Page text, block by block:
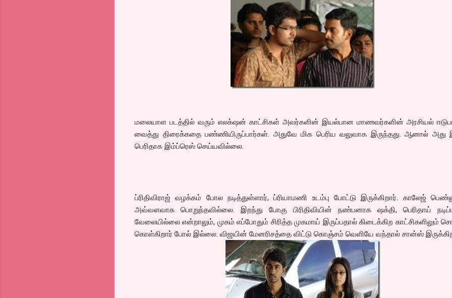
மலையாள படத்தில் வரும் எலக்‌ஷன் காட்சிகள் அவர்களின் இயல்பான மாணவர்களின் அரசியல்
வைத்து திரைக்கதை பண்ணியிருப்பார்கள். அதுவே மிக பெரிய வலுவாக இருந்தது. ஆனால் அது
பெரிதாக இம்ப்ரெஸ் செய்யவில்லை.
ப்ரிதிவிராஜ் வழக்கம் போல நடித்துள்ளார், ப்ரியாமணி உடம்பு போட்டு இருக்கிறார். காலேஜ்
அவ்வளவாக பொறுந்தவில்லை. இறந்து போகு பிரிதிவியின் நண்பனாக ஷக்தி, பெரிதாய்
வேலையில்லை என்றாலும், முகம் எப்போதும் சிரித்த முகமாய் இருப்பதால் கிடைக்கிற காட்சிகளிலும்
கொள்கிறார் போல் இல்லை. விஜயின் மேனரிசத்தை விட்டு கொஞ்சம் வெளியே வந்தால் சான்ஸ்